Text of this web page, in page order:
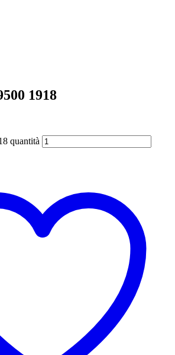
1918
quantità